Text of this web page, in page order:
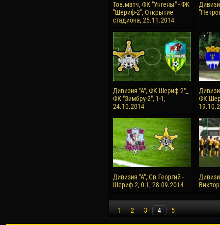
Тов.матч, ФК "Унгены" - ФК
"Шериф-2", Открытие
стадиона, 25.11.2014
Дивизия "А", ФК Шериф-2"_
ФК "Зимбру-2", 1-1,
24.10.2014
ФК
Дивизия "А", Св.Георгий -
Шериф-2, 0-1, 28.09.2014
1 2 3 4 5